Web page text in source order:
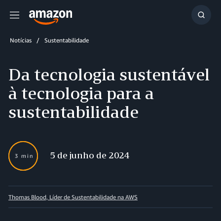
Menu
Notícias Sustentabilidade
Da tecnologia sustentável
à tecnologia para a
sustentabilidade
3 min 5 de junho de 2024
Thomas Blood, Líder de Sustentabilidade na AWS